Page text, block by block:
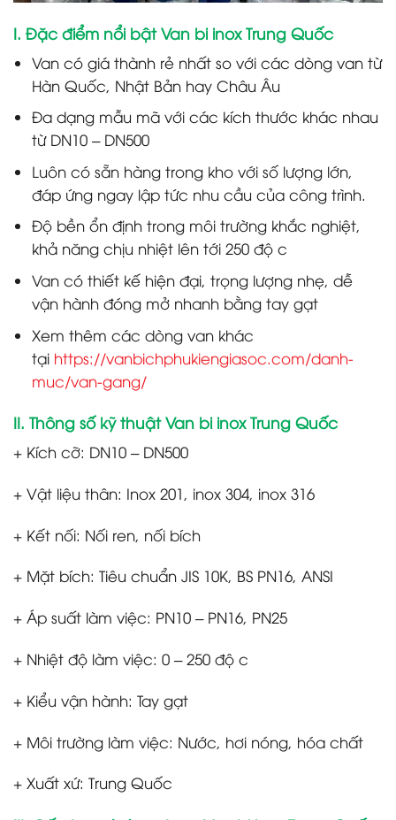
I. Đặc điểm nổi bật Van bi inox Trung Quốc
Van có giá thành rẻ nhất so với các dòng van từ
Hàn Quốc, Nhật Bản hay Châu Âu
Đa dạng mẫu mã với các kích thước khác nhau
từ DN10 – DN500
Luôn có sẵn hàng trong kho với số lượng lớn,
đáp ứng ngay lập tức nhu cầu của công trình.
Độ bền ổn định trong môi trường khắc nghiệt,
khả năng chịu nhiệt lên tới 250 độ c
Van có thiết kế hiện đại, trọng lượng nhẹ, dễ
vận hành đóng mở nhanh bằng tay gạt
Xem thêm các dòng van khác
tại https://vanbichphukiengiasoc.com/danh-
muc/van-gang/
II. Thông số kỹ thuật Van bi inox Trung Quốc
+ Kích cỡ: DN10 – DN500
+ Vật liệu thân: Inox 201, inox 304, inox 316
+ Kết nối: Nối ren, nối bích
+ Mặt bích: Tiêu chuẩn JIS 10K, BS PN16, ANSI
+ Áp suất làm việc: PN10 – PN16, PN25
+ Nhiệt độ làm việc: 0 – 250 độ c
+ Kiểu vận hành: Tay gạt
+ Môi trường làm việc: Nước, hơi nóng, hóa chất
+ Xuất xứ: Trung Quốc